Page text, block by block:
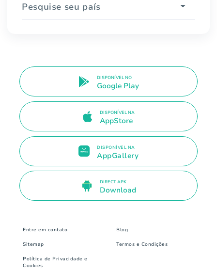
Pesquise seu país
DISPONÍVEL NO
Google Play
DISPONÍVEL NA
AppStore
DISPONÍVEL NA
AppGallery
DIRECT APK
Download
Entre em contato Blog
Sitemap Termos e Condições
Política de Privacidade e
Cookies